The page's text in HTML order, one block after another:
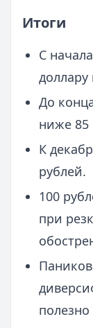
Итоги
С
доллару
До
ниже 85
К
рублей.
100
при